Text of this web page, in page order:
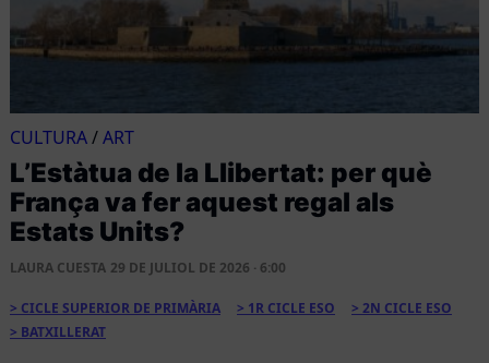
CULTURA/ART
L’Estàtua de la Llibertat: per què
França va fer aquest regal als
Estats Units?
LAURA CUESTA 29 DE JULIOL DE 2026 · 6:00
CICLE SUPERIOR DE PRIMÀRIA 1R CICLE ESO
2N CICLE ESO
BATXILLERAT